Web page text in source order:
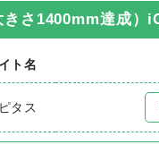
きさ1400mm達成）
ト名